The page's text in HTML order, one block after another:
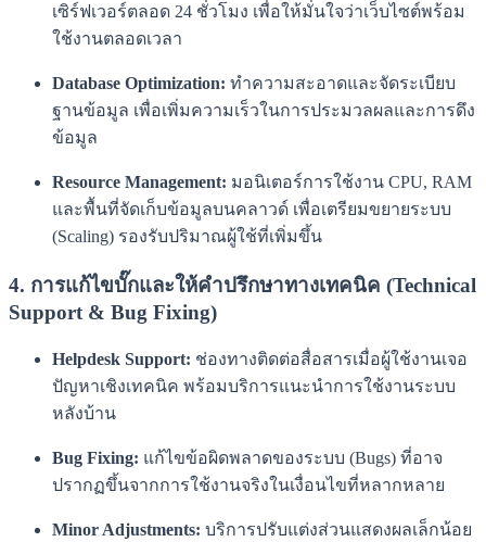
เซิร์ฟเวอร์ตลอด 24 ชั่วโมง เพื่อให้มั่นใจว่าเว็บไซต์พร้อม
ใช้งานตลอดเวลา
Database Optimization: ทำความสะอาดและจัดระเบียบ
ฐานข้อมูล เพื่อเพิ่มความเร็วในการประมวลผลและการดึง
ข้อมูล
Resource Management: มอนิเตอร์การใช้งาน CPU, RAM
และพื้นที่จัดเก็บข้อมูลบนคลาวด์ เพื่อเตรียมขยายระบบ
(Scaling) รองรับปริมาณผู้ใช้ที่เพิ่มขึ้น
4. การแก้ไขบั๊กและให้คำปรึกษาทางเทคนิค (Technical
Support & Bug Fixing)
Helpdesk Support: ช่องทางติดต่อสื่อสารเมื่อผู้ใช้งานเจอ
ปัญหาเชิงเทคนิค พร้อมบริการแนะนำการใช้งานระบบ
หลังบ้าน
Bug Fixing: แก้ไขข้อผิดพลาดของระบบ (Bugs) ที่อาจ
ปรากฏขึ้นจากการใช้งานจริงในเงื่อนไขที่หลากหลาย
Minor Adjustments: บริการปรับแต่งส่วนแสดงผลเล็กน้อย